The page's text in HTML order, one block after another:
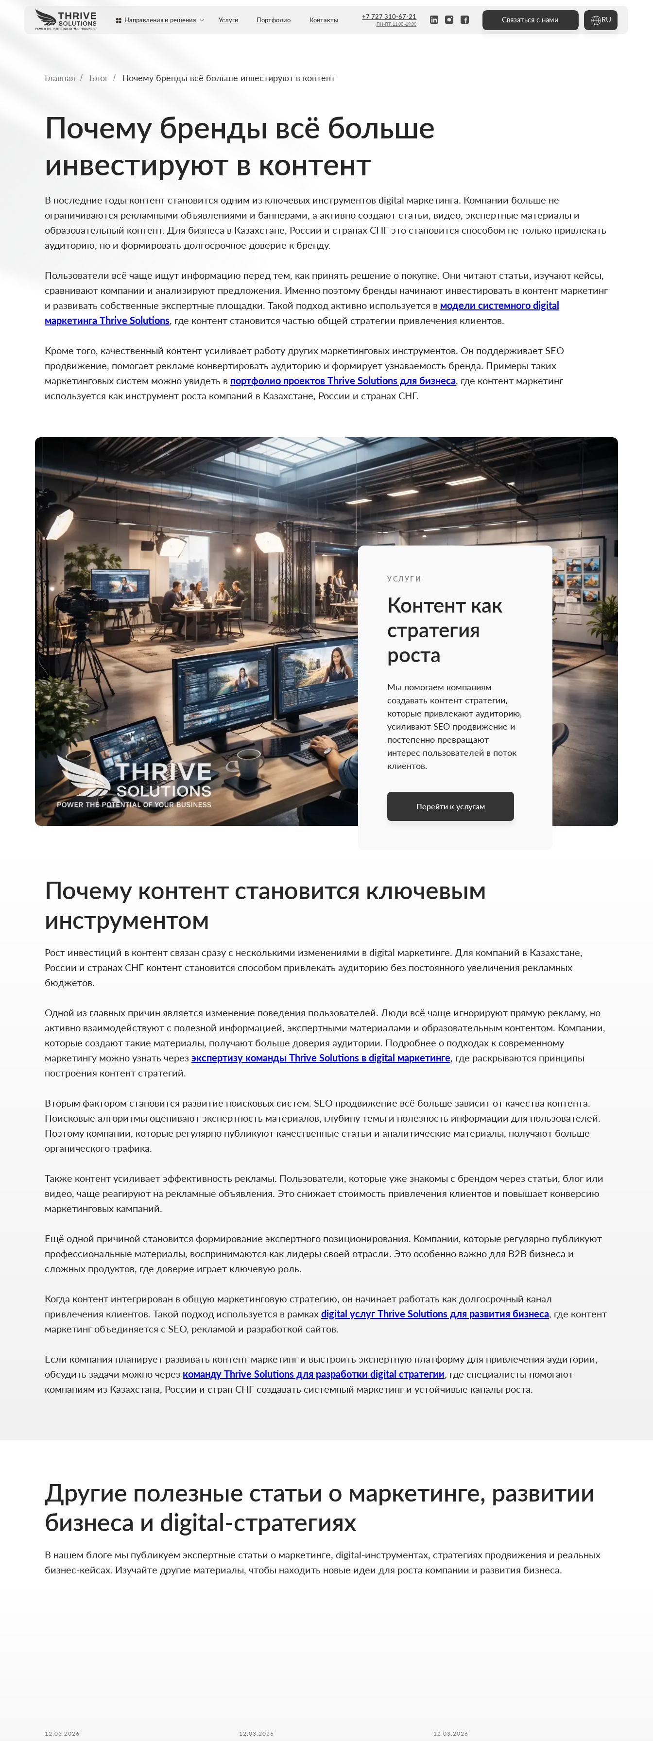
Портфолио
Услуги Контакты +7 727 310-67-21
ПН-ПТ: 11:00 -19:00 Связаться с нами RU
Направления и решения
Главная / Блог / Почему бренды всё больше инвестируют в контент
Почему бренды всё больше
инвестируют в контент
В последние годы контент становится одним из ключевых инструментов digital маркетинга. Компании больше не
ограничиваются рекламными объявлениями и баннерами, а активно создают статьи, видео, экспертные материалы и
образовательный контент. Для бизнеса в Казахстане, России и странах СНГ это становится способом не только привлекать
аудиторию, но и формировать долгосрочное доверие к бренду.
Пользователи всё чаще ищут информацию перед тем, как принять решение о покупке. Они читают статьи, изучают кейсы,
сравнивают компании и анализируют предложения. Именно поэтому бренды начинают инвестировать в контент маркетинг
и развивать собственные экспертные площадки. Такой подход активно используется в модели системного digital
маркетинга Thrive Solutions , где контент становится частью общей стратегии привлечения клиентов.
Кроме того, качественный контент усиливает работу других маркетинговых инструментов. Он поддерживает SEO
продвижение, помогает рекламе конвертировать аудиторию и формирует узнаваемость бренда. Примеры таких
маркетинговых систем можно увидеть в портфолио проектов Thrive Solutions для бизнеса , где контент маркетинг
используется как инструмент роста компаний в Казахстане, России и странах СНГ.
УСЛУГИ
Контент как
стратегия
роста
Мы помогаем компаниям
создавать контент стратегии,
которые привлекают аудиторию,
усиливают SEO продвижение и
постепенно превращают
интерес пользователей в поток
клиентов.
Перейти к услугам
Почему контент становится ключевым
инструментом
Рост инвестиций в контент связан сразу с несколькими изменениями в digital маркетинге. Для компаний в Казахстане,
России и странах СНГ контент становится способом привлекать аудиторию без постоянного увеличения рекламных
бюджетов.
Одной из главных причин является изменение поведения пользователей. Люди всё чаще игнорируют прямую рекламу, но
активно взаимодействуют с полезной информацией, экспертными материалами и образовательным контентом. Компании,
которые создают такие материалы, получают больше доверия аудитории. Подробнее о подходах к современному
маркетингу можно узнать через экспертизу команды Thrive Solutions в digital маркетинге , где раскрываются принципы
построения контент стратегий.
Вторым фактором становится развитие поисковых систем. SEO продвижение всё больше зависит от качества контента.
Поисковые алгоритмы оценивают экспертность материалов, глубину темы и полезность информации для пользователей.
Поэтому компании, которые регулярно публикуют качественные статьи и аналитические материалы, получают больше
органического трафика.
Также контент усиливает эффективность рекламы. Пользователи, которые уже знакомы с брендом через статьи, блог или
видео, чаще реагируют на рекламные объявления. Это снижает стоимость привлечения клиентов и повышает конверсию
маркетинговых кампаний.
Ещё одной причиной становится формирование экспертного позиционирования. Компании, которые регулярно публикуют
профессиональные материалы, воспринимаются как лидеры своей отрасли. Это особенно важно для B2B бизнеса и
сложных продуктов, где доверие играет ключевую роль.
Когда контент интегрирован в общую маркетинговую стратегию, он начинает работать как долгосрочный канал
привлечения клиентов. Такой подход используется в рамках digital услуг Thrive Solutions для развития бизнеса , где контент
маркетинг объединяется с SEO, рекламой и разработкой сайтов.
Если компания планирует развивать контент маркетинг и выстроить экспертную платформу для привлечения аудитории,
обсудить задачи можно через команду Thrive Solutions для разработки digital стратегии , где специалисты помогают
компаниям из Казахстана, России и стран СНГ создавать системный маркетинг и устойчивые каналы роста.
Другие полезные статьи о маркетинге, развитии
бизнеса и digital-стратегиях
В нашем блоге мы публикуем экспертные статьи о маркетинге, digital-инструментах, стратегиях продвижения и реальных
бизнес-кейсах. Изучайте другие материалы, чтобы находить новые идеи для роста компании и развития бизнеса.
12.03.2026 12.03.2026 12.03.2026